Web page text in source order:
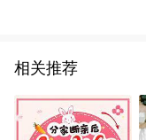
相关推荐